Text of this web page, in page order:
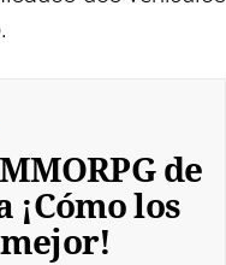
de
¡Cómo los